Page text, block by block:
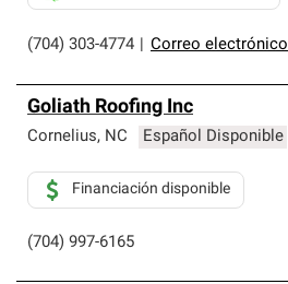
(704) 303-4774 Correo electrónico
Goliath Roofing Inc
Cornelius, NC Español Disponible
(704) 997-6165
Financiación disponible